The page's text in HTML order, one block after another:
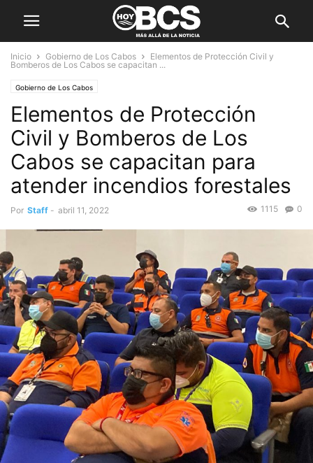
Inicio Gobierno de Los Cabos
Elementos de Protección Civil y
Bomberos de Los Cabos se capacitan ...
Gobierno de Los Cabos
Elementos de Protección
Civil y Bomberos de Los
Cabos se capacitan para
atender incendios forestales
Por Staff - abril 11, 2022 0
1115